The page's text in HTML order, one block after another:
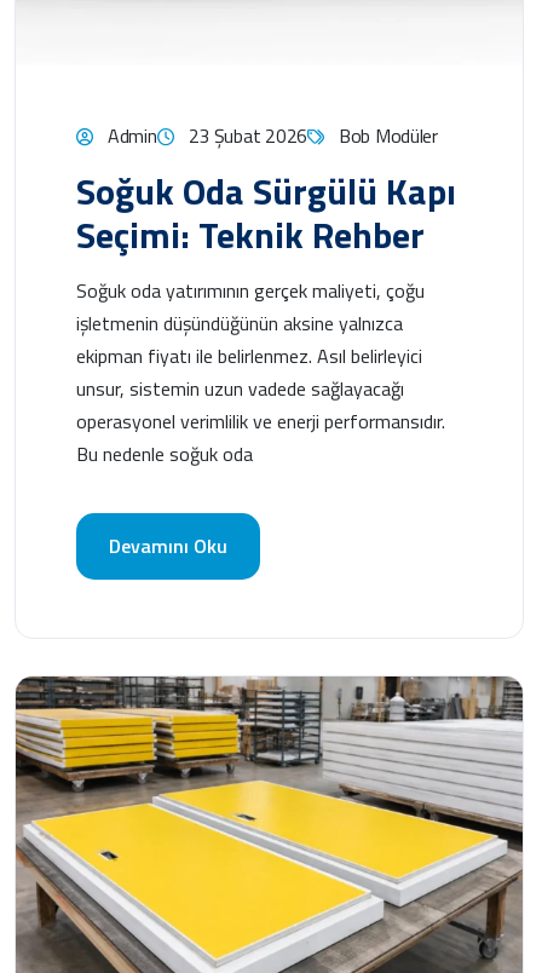
Admin 23 Şubat 2026 Bob Modüler
Soğuk Oda Sürgülü Kapı
Seçimi: Teknik Rehber
Soğuk oda yatırımının gerçek maliyeti, çoğu
işletmenin düşündüğünün aksine yalnızca
ekipman fiyatı ile belirlenmez. Asıl belirleyici
unsur, sistemin uzun vadede sağlayacağı
operasyonel verimlilik ve enerji performansıdır.
Bu nedenle soğuk oda
Devamını Oku